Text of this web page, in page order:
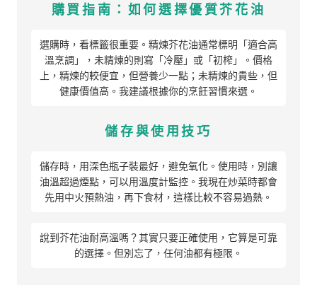
購買指南：如何選擇優質芥花油
選購時，看標籤很重要。精煉芥花油通常標明「適合高
溫烹調」，未精煉的則寫「冷壓」或「初榨」。價格
上，精煉的較便宜，但營養少一點；未精煉的貴些，但
健康價值高。我建議根據你的烹飪習慣來選。
儲存與使用技巧
儲存時，用深色瓶子裝最好，避免氧化。使用時，別讓
油溫超過煙點，可以用溫度計監控。我現在炒菜時都會
先用中火預熱油，再下食材，這樣比較不容易過熱。
說到芥花油耐高溫嗎？其實只要正確使用，它算是可靠
的選擇。但別忘了，任何油都有極限。